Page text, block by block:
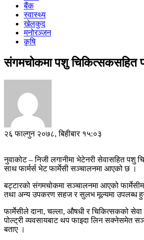
बैंक
स्वास्थ्य
खेलकुद
मनोरञ्जन
कृषि
संगमचोकमा पशु चिकित्सकसहित
२६ फाल्गुन २०७८, बिहीबार १५:०३
नुवाकोट – निजी लगानीमा भेटेनरी सेवासहित पशु
साथ फार्मर्स भेट फार्मेसी सञ्चालनमा आएको छ ।
बट्टारको संगमचोकमा सञ्चालनमा आएको
तथा अन्य उपकरण सहज र सुलभ मूल्यमा उपलब्ध
फार्मेसीले दाना, चल्ला, औषधी र चिकित्सकको सेवा
पोल्ट्री व्यवसायबाट थप फाइदा लिन सक्नेसमेत
बताए ।